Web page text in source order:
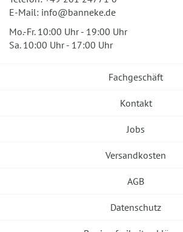
E-Mail: info@banneke.de
Mo.-Fr. 10:00 Uhr - 19:00 Uhr
Sa. 10:00 Uhr - 17:00 Uhr
Fachgeschäft
Kontakt
Jobs
Versandkosten
AGB
Datenschutz